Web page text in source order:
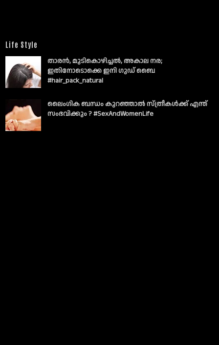
Life Style
താരൻ, മുടികൊഴിച്ചൽ, അകാല നര;
ഇതിനോടൊക്കെ ഇനി ഗുഡ് ബൈ
#hair_pack_natural
ലൈംഗിക ബന്ധം കുറഞ്ഞാല്‍ സ്ത്രീകള്‍ക്ക് എന്ത്
സംഭവിക്കും ? #SexAndWomenLife